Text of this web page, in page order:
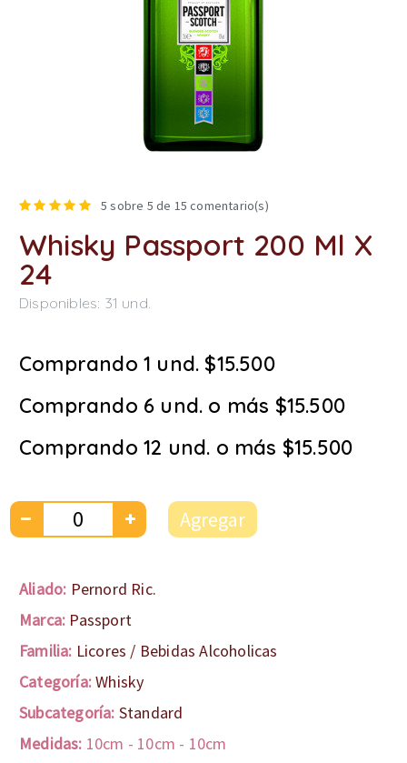
5 sobre 5 de 15 comentario(s)
Whisky Passport 200 Ml X
24
Disponibles: 31 und.
Comprando 1 und. $15.500
Comprando 6 und. o más $15.500
Comprando 12 und. o más $15.500
Agregar
Aliado: Pernord Ric.
Marca: Passport
Familia: Licores / Bebidas Alcoholicas
Categoría:Whisky
Subcategoría: Standard
Medidas: 10cm - 10cm - 10cm